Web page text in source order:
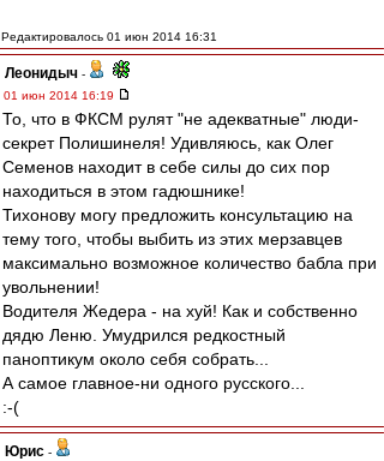
Редактировалось 01 июн 2014 16:31
Леонидыч -
01 июн 2014 16:19
То, что в ФКСМ рулят "не адекватные" люди-
секрет Полишинеля! Удивляюсь, как Олег
Семенов находит в себе силы до сих пор
находиться в этом гадюшнике!
Тихонову могу предложить консультацию на
тему того, чтобы выбить из этих мерзавцев
максимально возможное количество бабла при
увольнении!
Водителя Жедера - на хуй! Как и собственно
дядю Леню. Умудрился редкостный
паноптикум около себя собрать...
А самое главное-ни одного русского...
:-(
Юрис -